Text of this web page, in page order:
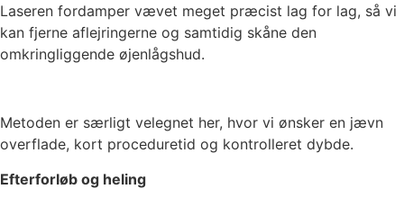
Laseren fordamper vævet meget præcist lag for lag, så vi
kan fjerne aflejringerne og samtidig skåne den
omkringliggende øjenlågshud.
Metoden er særligt velegnet her, hvor vi ønsker en jævn
overflade, kort proceduretid og kontrolleret dybde.
Efterforløb og heling